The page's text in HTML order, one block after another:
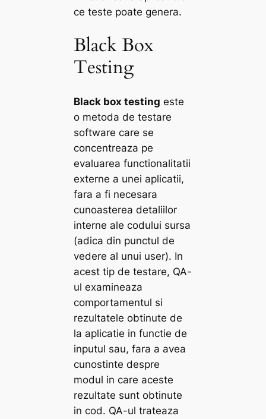
ce teste poate genera.
Black Box
Testing
Black box testing este
o metoda de testare
software care se
concentreaza pe
evaluarea functionalitatii
externe a unei aplicatii,
fara a fi necesara
cunoasterea detaliilor
interne ale codului sursa
(adica din punctul de
vedere al unui user). In
acest tip de testare, QA-
ul examineaza
comportamentul si
rezultatele obtinute de
la aplicatie in functie de
inputul sau, fara a avea
cunostinte despre
modul in care aceste
rezultate sunt obtinute
in cod. QA-ul trateaza